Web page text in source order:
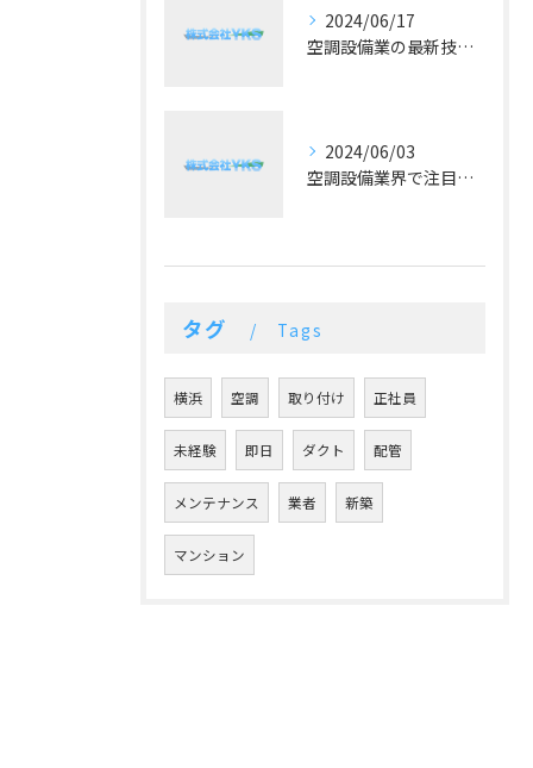
2024/06/17
空調設備業の最新技術と予算に合った提案が好評！
2024/06/03
空調設備業界で注目！冷暖房の最新トレンドとは？
タグ Tags
横浜 空調 取り付け 正社員
未経験 即日 ダクト 配管
メンテナンス 業者 新築
マンション